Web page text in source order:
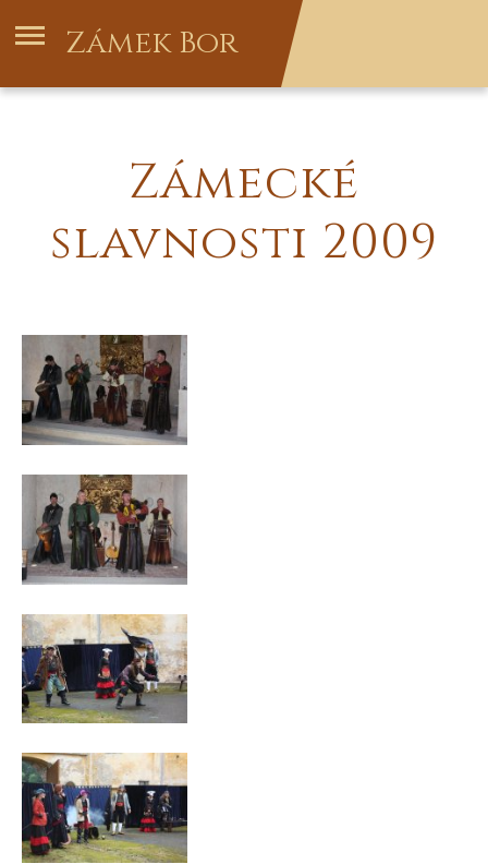
Zámek Bor
Zámecké
slavnosti 2009